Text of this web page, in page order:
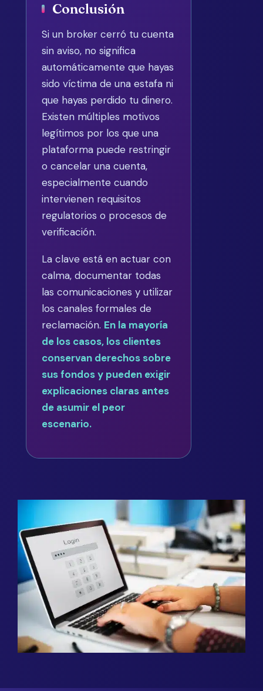
Conclusión
Si un broker cerró tu cuenta
sin aviso, no significa
automáticamente que hayas
sido víctima de una estafa ni
que hayas perdido tu dinero.
Existen múltiples motivos
legítimos por los que una
plataforma puede restringir
o cancelar una cuenta,
especialmente cuando
intervienen requisitos
regulatorios o procesos de
verificación.
La clave está en actuar con
calma, documentar todas
las comunicaciones y utilizar
los canales formales de
reclamación. En la mayoría
de los casos, los clientes
conservan derechos sobre
sus fondos y pueden exigir
explicaciones claras antes
de asumir el peor
escenario.